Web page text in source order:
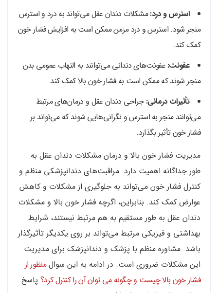
استرس و درد:مشکلات دندان عقل می‌تواند به درد و استرس
منجر شود. استرس و درد مزمن ممکن است به افزایش فشار خون
کمک کند.
عفونت: عفونت‌های دندانی می‌توانند به التهاب عمومی بدن
منجر شوند که ممکن است به فشار خون بالا کمک کند.
تأثیرات درمانی: جراحی دندان عقل و درمان‌های مرتبط
می‌توانند منجر به استرس و نگرانی‌هایی شوند که می‌تواند بر
فشار خون تأثیر بگذارد.
مدیریت فشار خون بالا و درمان مشکلات دندان عقل به
طور جداگانه اهمیت دارد. مراقبت‌های دندانپزشکی منظم و
کنترل فشار خون می‌تواند به جلوگیری از مشکلات و کاهش
عوارض کمک کند. بنابراین، اگرچه فشار خون بالا و مشکلات
دندان عقل به طور مستقیم به هم مرتبط نیستند، شرایط
بهداشتی و فیزیکی مرتبط می‌تواند بر روی یکدیگر تأثیرگذار
باشد. مشاوره منظم با پزشک و دندانپزشک برای مدیریت
این مشکلات ضروری است. در ادامه به این سوالمنظور از
فشار خون بالا چیست و چگونه می توان آن را کنترل کرد؟ پاسخ